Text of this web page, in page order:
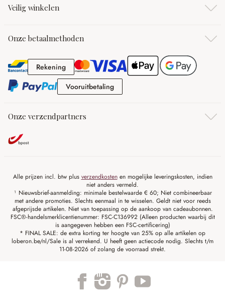
Veilig winkelen
Onze betaalmethoden
RekeningRekening
VooruitbetalingVooruitbetaling
Onze verzendpartners
Alle prijzen incl. btw plus verzendkostenen mogelijke leveringskosten, indien
niet anders vermeld.
¹ Nieuwsbrief-aanmelding: minimale bestelwaarde € 60; Niet combineerbaar
met andere promoties. Slechts eenmaal in te wisselen. Geldt niet voor reeds
afgeprijsde artikelen. Niet van toepassing op de aankoop van cadeaubonnen.
FSC®-handelsmerklicentienummer: FSC-C136992 (Alleen producten waarbij dit
is aangegeven hebben een FSC-certificering)
* FINAL SALE: de extra korting ter hoogte van 25% op alle artikelen op
loberon.be/nl/Sale is al verrekend. U heeft geen actiecode nodig. Slechts t/m
11-08-2026 of zolang de voorraad strekt.